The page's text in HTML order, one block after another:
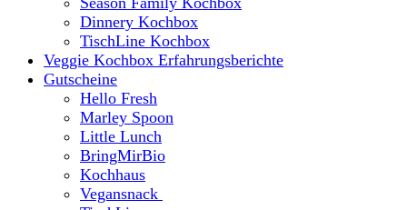
Dinnery Kochbox
TischLine Kochbox
Veggie Kochbox Erfahrungsberichte
Gutscheine
Hello Fresh
Marley Spoon
Little Lunch
BringMirBio
Kochhaus
Vegansnack